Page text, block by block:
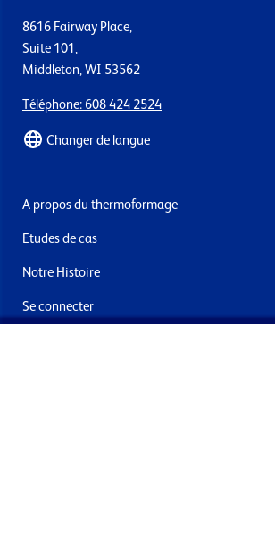
8616 Fairway Place,
Suite 101,
Middleton, WI 53562
Téléphone: 608 424 2524
Changer de langue
A propos du thermoformage
Etudes de cas
Notre Histoire
Se connecter